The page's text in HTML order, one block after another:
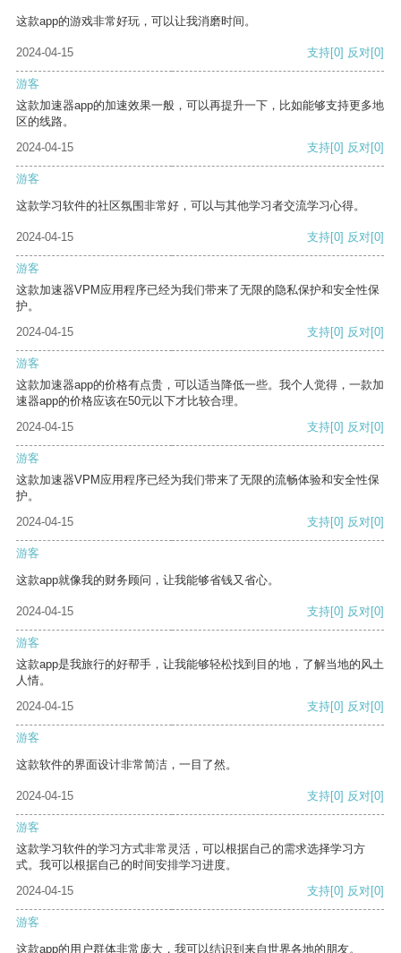
这款app的游戏非常好玩，可以让我消磨时间。
2024-04-15 支持[0] 反对[0]
游客
这款加速器app的加速效果一般，可以再提升一下，比如能够支持更多地
区的线路。
2024-04-15
支持[0] 反对[0]
游客
这款学习软件的社区氛围非常好，可以与其他学习者交流学习心得。
2024-04-15 支持[0] 反对[0]
游客
这款加速器VPM应用程序已经为我们带来了无限的隐私保护和安全性保
护。
2024-04-15
支持[0] 反对[0]
游客
这款加速器app的价格有点贵，可以适当降低一些。我个人觉得，一款加
速器app的价格应该在50元以下才比较合理。
2024-04-15
支持[0] 反对[0]
游客
这款加速器VPM应用程序已经为我们带来了无限的流畅体验和安全性保
护。
2024-04-15
支持[0] 反对[0]
游客
这款app就像我的财务顾问，让我能够省钱又省心。
2024-04-15 支持[0] 反对[0]
游客
这款app是我旅行的好帮手，让我能够轻松找到目的地，了解当地的风土
人情。
2024-04-15
支持[0] 反对[0]
游客
这款软件的界面设计非常简洁，一目了然。
2024-04-15 支持[0] 反对[0]
游客
这款学习软件的学习方式非常灵活，可以根据自己的需求选择学习方
式。我可以根据自己的时间安排学习进度。
2024-04-15
支持[0] 反对[0]
游客
这款app的用户群体非常庞大，我可以结识到来自世界各地的朋友。